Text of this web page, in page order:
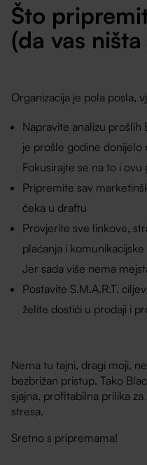
Što
(da vas
Organizacija je pola posla,
Napravite analizu prošlih
je prošle godine donijelo
Fokusirajte se na to i
Pripremite sav
čeka u draftu
Provjerite sve linkove,
plaćanja i
Jer sada više nema
Postavite S.M.A.R.T.
želite dostići u prodaji i
Nema tu tajni, dragi moji,
bezbrižan pristup. Tako
sjajna, profitabilna prilika
stresa.
Sretno s pripremama!